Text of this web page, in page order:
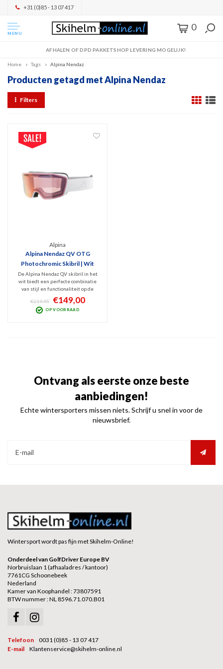
+31 (0)85 - 13 07 417
MENU
0
AFHALEN OF DPD PAKKETSHOP LEVERING MOGELIJK!
Home Tags Alpina Nendaz
Producten getagd met Alpina Nendaz
Filters
Alpina
Alpina Nendaz QV OTG
Photochromic Skibril | Wit
De Alpina Nendaz QV skibril in het
wit biedt een perfecte combinatie
van stijl en functionaliteit op de
piste. Met zijn eigentijdse ontwerp,
geavanceerde technologie en
meekleurende lens zorgt deze bril
€219,95 €149,00
OP VOORRAAD
Ontvang als eerste onze beste
aanbiedingen!
Echte wintersporters missen niets. Schrijf u snel in voor de
nieuwsbrief.
Wintersport wordt pas fijn met Skihelm-Online!
Onderdeel van GolfDriver Europe BV
Norbruislaan 1 (afhaaladres / kantoor)
7761CG Schoonebeek
Nederland
Kamer van Koophandel : 73807591
BTW nummer : NL 8596.71.070.B01
Telefoon
0031 (0)85 - 13 07 417
E-mail
Klantenservice@skihelm-online.nl